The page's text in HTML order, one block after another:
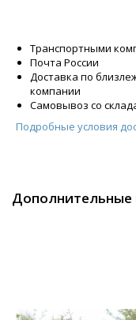
Транспортными
Почта России
Доставка по
компании
Самовывоз со
Подробные условия
Дополнительные